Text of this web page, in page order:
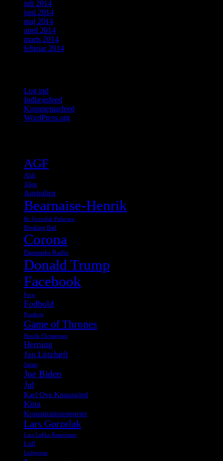
juli 2014
juni 2014
maj 2014
april 2014
marts 2014
februar 2014
Log ind
Indlægsfeed
Kommentarfeed
WordPress.org
AGF
Aldi
Alien
Australien
Bearnaise-Henrik
Bo Gorzelak Pedersen
Breaking Bad
Corona
Danmarks Radio
Donald Trump
Facebook
Ferie
Fodbold
Frankrig
Game of Thrones
Henrik Christensen
Herning
Jan Lützhøft
Japan
Joe Biden
Jul
Karl Ove Knausgård
Kina
Konspirationsteorier
Lars Gorzelak
Lars Løkke Rasmussen
Lidl
Luftgevær